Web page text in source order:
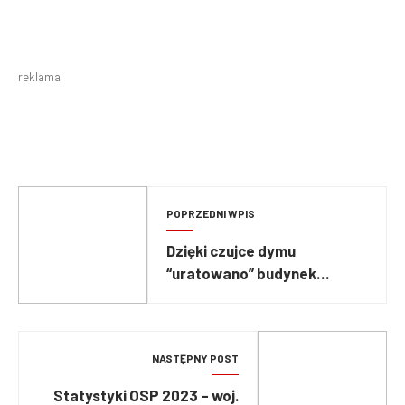
reklama
POPRZEDNI WPIS
Dzięki czujce dymu
“uratowano” budynek
NASTĘPNY POST
Statystyki OSP 2023 – woj.